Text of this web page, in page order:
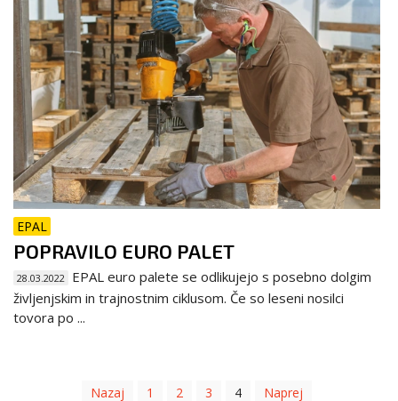
EPAL
POPRAVILO EURO PALET
28.03.2022 EPAL euro palete se odlikujejo s posebno dolgim
življenjskim in trajnostnim ciklusom. Če so leseni nosilci
tovora po ...
Nazaj 1 2 3 4 Naprej